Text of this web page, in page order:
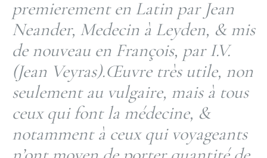
premierement en Latin par Jean
Neander, Medecin à Leyden, & mis
de nouveau en François, par I.V.
(Jean Veyras).Œuvre très utile, non
seulement au vulgaire, mais à tous
ceux qui font la médecine, &
notamment à ceux qui voyageants